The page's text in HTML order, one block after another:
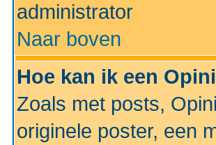
administrator
Naar boven
Hoe kan ik een
Zoals met posts,
originele poster, een